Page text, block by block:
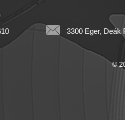
3300 Eger, Deák
©